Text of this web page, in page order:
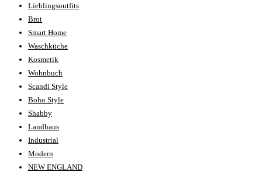
Lieblingsoutfits
Brot
Smart Home
Waschküche
Kosmetik
Wohnbuch
Scandi Style
Boho Style
Shabby
Landhaus
Industrial
Modern
NEW ENGLAND